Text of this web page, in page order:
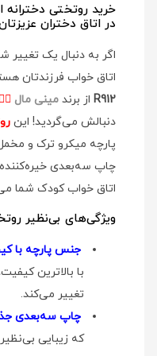
در اتاق دختران
اگر به دنبال یک تغییر
اتاق خواب فرزندتان
R912 از برند مینی مال 👉🏻
دنبالش می‌گردید! این
پارچه میکرو ترک و مخمل
چاپ سه‌بعدی
اتاق خواب کودک شما
ویژگی‌های بی‌نظیر
جنس پارچه با
با بالاترین
تغییر می‌کند.
چاپ سه‌بعدی
که زیبایی